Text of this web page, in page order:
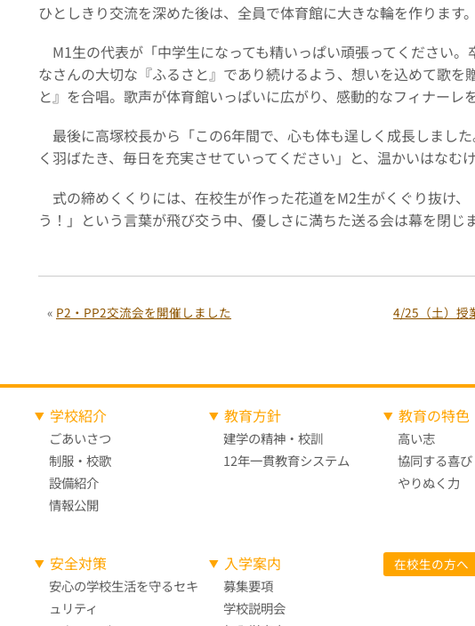
ひとしきり交流を深めた後は、全員で体育館に大きな輪を作ります。
M1生の代表が「中学生になっても精いっぱい頑張ってください。
なさんの大切な『ふるさと』であり続けるよう、想いを込めて歌を
と』を合唱。歌声が体育館いっぱいに広がり、感動的なフィナーレ
最後に高塚校長から「この6年間で、心も体も逞しく成長しまし
く羽ばたき、毎日を充実させていってください」と、温かいはなむ
式の締めくくりには、在校生が作った花道をM2生がくぐり抜け
う！」という言葉が飛び交う中、優しさに満ちた送る会は幕を閉じ
« P2・PP2交流会を開催しました 4/25（土）授
学校紹介
ごあいさつ
制服・校歌
設備紹介
情報公開
教育方針
建学の精神・校訓
12年一貫教育システム
教育の特色
高い志
協同する喜び
やりぬく力
安全対策
安心の学校生活を守るセキ
ュリティ
入学案内
募集要項
学校説明会
在校生の方へ